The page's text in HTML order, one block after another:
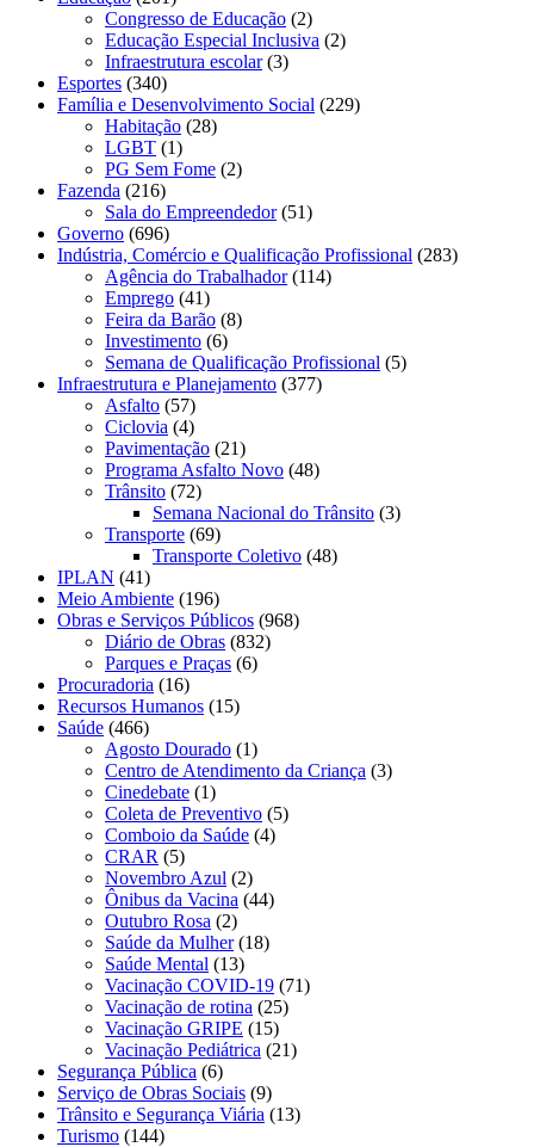
Congresso de Educação (2)
Educação Especial Inclusiva (2)
Infraestrutura escolar(3)
Esportes (340)
Família e Desenvolvimento Social (229)
Habitação (28)
LGBT (1)
PG Sem Fome (2)
Fazenda (216)
Sala do Empreendedor(51)
Governo (696)
Indústria, Comércio e Qualificação Profissional (283)
Agência do Trabalhador(114)
Emprego (41)
Feira da Barão (8)
Investimento (6)
Semana de Qualificação Profissional (5)
Infraestrutura e Planejamento (377)
Asfalto (57)
Ciclovia (4)
Pavimentação (21)
Programa Asfalto Novo (48)
Trânsito (72)
Semana Nacional do Trânsito (3)
Transporte (69)
Transporte Coletivo (48)
IPLAN (41)
Meio Ambiente (196)
Obras e Serviços Públicos (968)
Diário de Obras (832)
Parques e Praças (6)
Procuradoria (16)
Recursos Humanos (15)
Saúde (466)
Agosto Dourado (1)
Centro de Atendimento da Criança (3)
Cinedebate (1)
Coleta de Preventivo (5)
Comboio da Saúde (4)
CRAR (5)
Novembro Azul (2)
Ônibus da Vacina (44)
Outubro Rosa (2)
Saúde da Mulher(18)
Saúde Mental (13)
Vacinação COVID-19 (71)
Vacinação de rotina (25)
Vacinação GRIPE (15)
Vacinação Pediátrica (21)
Segurança Pública (6)
Serviço de Obras Sociais (9)
Trânsito e Segurança Viária (13)
Turismo (144)